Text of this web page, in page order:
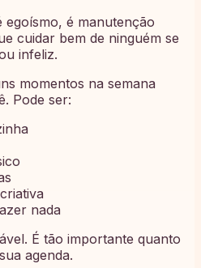
egoísmo, é manutenção
cuidar bem de ninguém se
infeliz.
momentos na semana
Pode ser:
nada
É tão importante quanto
agenda.